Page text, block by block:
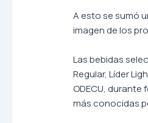
A esto se sumó
imagen de los
Las bebidas
Regular, Líder
ODECU,
más conocidas